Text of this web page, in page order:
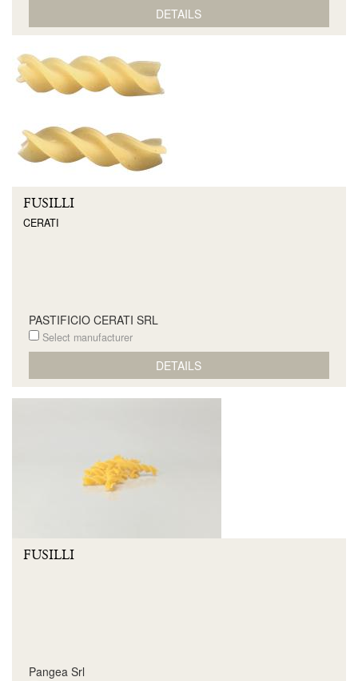
DETAILS
FUSILLI
CERATI
PASTIFICIO CERATI SRL
Select manufacturer
DETAILS
FUSILLI
Pangea Srl